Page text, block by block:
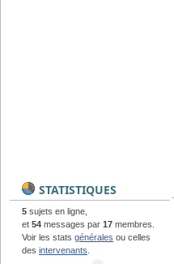
STATISTIQUES
5 sujets en ligne,
et 54 messages par 17 membres.
Voir les stats générales ou celles
des intervenants